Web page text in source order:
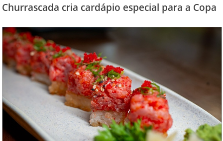
Churrascada cria cardápio especial para a Copa